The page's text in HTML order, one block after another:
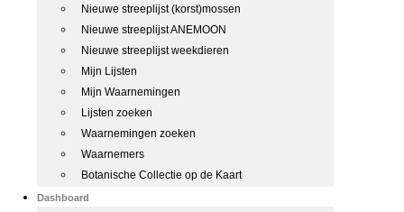
Nieuwe streeplijst (korst)mossen
Nieuwe streeplijst ANEMOON
Nieuwe streeplijst weekdieren
Mijn Lijsten
Mijn Waarnemingen
Lijsten zoeken
Waarnemingen zoeken
Waarnemers
Botanische Collectie op de Kaart
Dashboard